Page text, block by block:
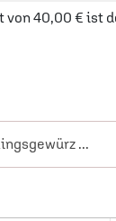
von 40,00 € ist